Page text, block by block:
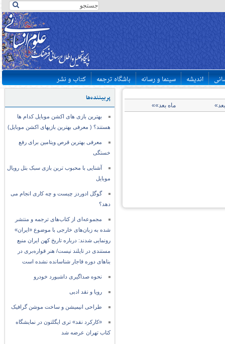
اندیشه سینما و رسانه باشگاه ترجمه کتاب و نشر
پربیننده‌ها
بهترین بازی های اکشن موبایل کدام ها
هستند؟ ( معرفی بهترین بازیهای اکشن موبایل)
معرفی بهترین قرص ویتامین برای رفع
خستگی
آشنایی با محبوب ترین بازی سبک بتل رویال
موبایل
گوگل ادوردز چیست و چه کاری انجام می
دهد؟
مجموعه‌ای از کتاب‌های ترجمه و منتشر
شده به زبان‌های خارجی با موضوع «ایران»
رونمایی شدند: درباره تاریخ کهن ایران منبع
مستندی در تایلند نیست/ هنر قواره‌بری در
بناهای دوره قاجار شناسانده نشده است
نحوه صداگیری داشبورد خودرو
رویا و نقد ادبی
طراحی انیمیشن و ساخت موشن گرافیک
«کارکرد نقد» تری ایگلتون در نمایشگاه
کتاب تهران عرضه شد
ماه بعد»»